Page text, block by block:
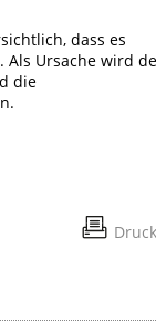
dass es
Als Ursache wird
die